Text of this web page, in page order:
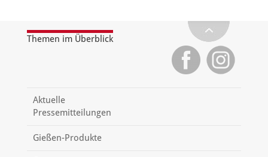
Themen im Überblick
Aktuelle
Pressemitteilungen
Gießen-Produkte